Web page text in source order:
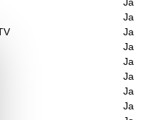
Ja
Ja
Ja
Ja
Ja
Ja
Ja
Ja